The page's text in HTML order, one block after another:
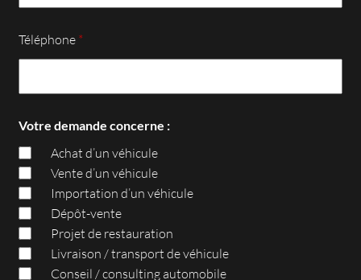
Téléphone *
Votre demande concerne :
Achat d’un véhicule
Vente d’un véhicule
Importation d’un véhicule
Dépôt-vente
Projet de restauration
Livraison / transport de véhicule
Conseil / consulting automobile